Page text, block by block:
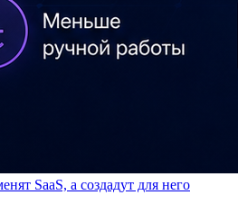
SaaS, а создадут для него